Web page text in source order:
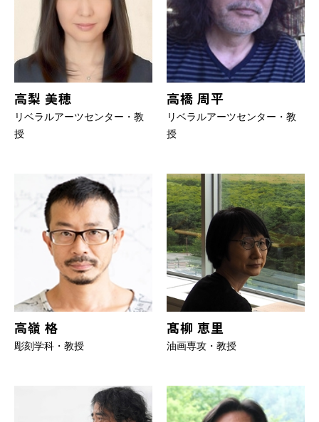
高梨 美穂
リベラルアーツセンター・教
授
高橋 周平
リベラルアーツセンター・教
授
高嶺 格
彫刻学科・教授
髙柳 恵里
油画専攻・教授